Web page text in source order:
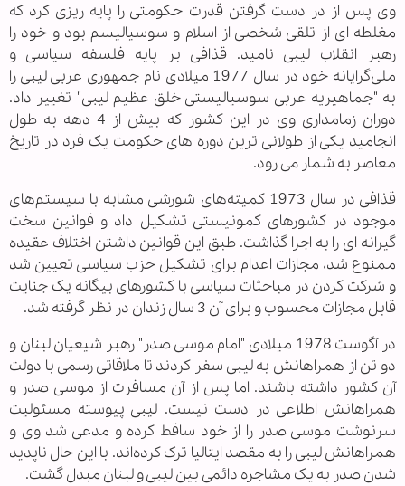
وی پس از در دست گرفتن قدرت حکومتی را پایه ریزی کرد که
مغلطه ای از تلقی شخصی از اسلام و سوسیالیسم بود و خود را
رهبر انقلاب لیبی نامید. قذافی بر پایه فلسفه سیاسی و
ملی‌گرایانه‌ خود در سال 1977 میلادی نام جمهوری عربی لیبی را
به "جماهیریه عربی سوسیالیستی خلق عظیم لیبی" تغییر داد.
دوران زمامداری وی در این کشور که بیش از 4 دهه به طول
انجامید یکی از طولانی ترین دوره های حکومت یک فرد در تاریخ
معاصر به شمار می رود.
قذافی در سال 1973 کمیته‌های شورشی مشابه با سیستم‌های
موجود در کشورهای کمونیستی تشکیل داد و قوانین سخت
گیرانه ای را به اجرا گذاشت. طبق این قوانین داشتن اختلاف عقیده
ممنوع شد، مجازات اعدام برای تشکیل حزب سیاسی تعیین شد
و شرکت کردن در مباحثات سیاسی با کشورهای بیگانه یک جنایت
قابل مجازات محسوب و برای آن 3 سال زندان در نظر گرفته شد.
در آگوست 1978 میلادی "امام موسی صدر" رهبر شیعیان لبنان و
دو تن از همراهانش به لیبی سفر کردند تا ملاقاتی رسمی با دولت
آن کشور داشته باشند. اما پس از آن مسافرت از موسی صدر و
همراهانش اطلاعی در دست نیست. لیبی پیوسته مسئولیت
سرنوشت موسی صدر را از خود ساقط کرده و مدعی شد وی و
همراهانش لیبی را به مقصد ایتالیا ترک کرده‌اند. با این حال ناپدید
شدن صدر به یک مشاجره دائمی بین لیبی و لبنان مبدل گشت.